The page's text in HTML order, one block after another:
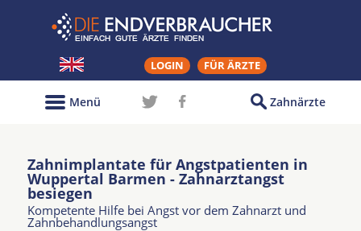
LOGIN FÜR ÄRZTE
Zahnärzte
Menü
Zahnimplantate für Angstpatienten in
Wuppertal Barmen - Zahnarztangst
besiegen
Kompetente Hilfe bei Angst vor dem Zahnarzt und
Zahnbehandlungsangst